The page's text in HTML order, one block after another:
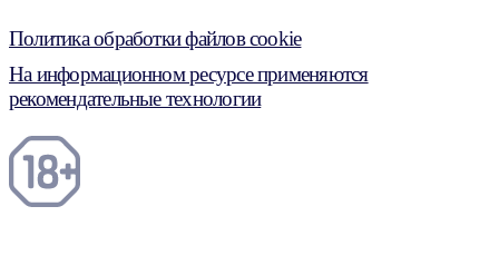
Политика обработки файлов cookie
На информационном ресурсе применяются
рекомендательные технологии